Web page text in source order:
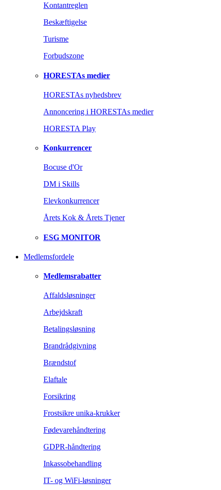
Kontantreglen
Beskæftigelse
Turisme
Forbudszone
HORESTAs medier
HORESTAs nyhedsbrev
Annoncering i HORESTAs medier
HORESTA Play
Konkurrencer
Bocuse d'Or
DM i Skills
Elevkonkurrencer
Årets Kok & Årets Tjener
ESG MONITOR
Medlemsfordele
Medlemsrabatter
Affaldsløsninger
Arbejdskraft
Betalingsløsning
Brandrådgivning
Brændstof
Elaftale
Forsikring
Frostsikre unika-krukker
Fødevarehåndtering
GDPR-håndtering
Inkassobehandling
IT- og WiFi-løsninger